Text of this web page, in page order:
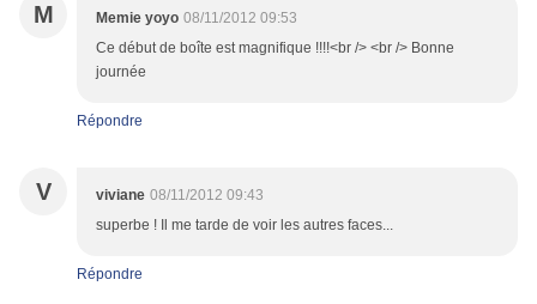
M Memie yoyo 08/11/2012 09:53
Ce début de boîte est magnifique !!!!<br /> <br /> Bonne
journée
Répondre
V viviane 08/11/2012 09:43
superbe ! Il me tarde de voir les autres faces...
Répondre